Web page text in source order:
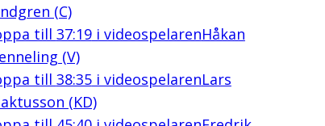
(C)
till 37:19i videospelarenHåkan
(V)
till 38:35i videospelarenLars
(KD)